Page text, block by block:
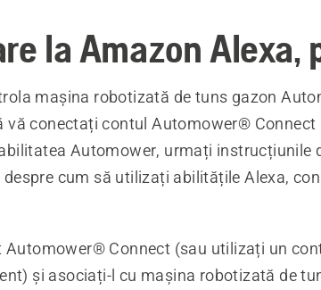
la Amazon Alexa,
mașina robotizată de tuns gazon
vă conectați contul Automower® Connect
Automower, urmați instrucțiunile
cum să utilizați abilitățile Alexa,
Automower® Connect (sau utilizați un
și asociați-l cu mașina robotizată de